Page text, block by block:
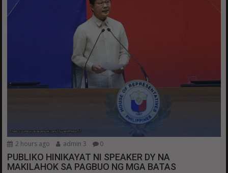
2 hours ago admin 3 0
PUBLIKO HINIKAYAT NI SPEAKER DY NA
MAKILAHOK SA PAGBUO NG MGA BATAS